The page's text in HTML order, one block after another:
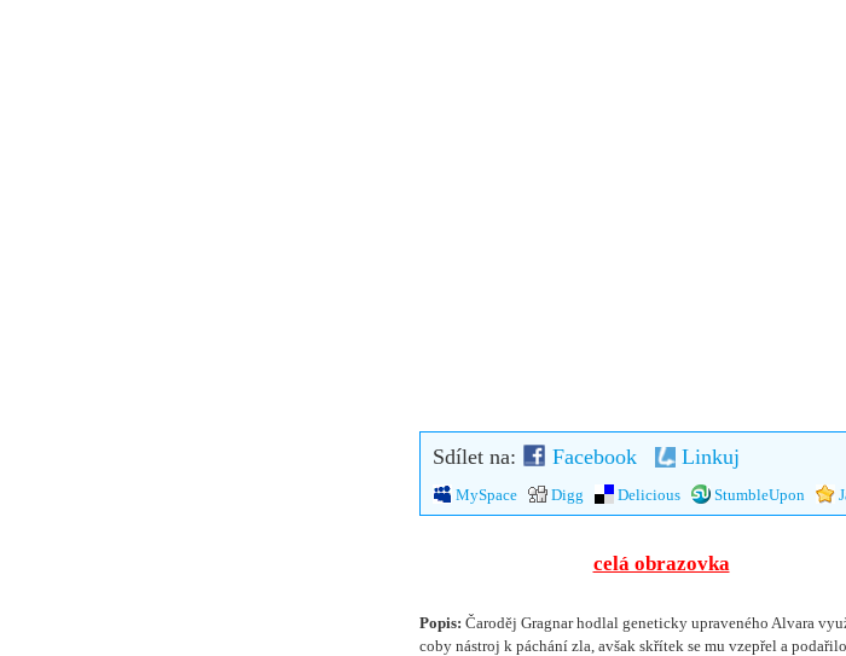
Sdílet na: Facebook Linkuj
MySpace Digg Delicious StumbleUpon
celá obrazovka
Popis: Čaroděj Gragnar hodlal geneticky upraveného Alvara
coby nástroj k páchání zla, avšak skřítek se mu vzepřel a